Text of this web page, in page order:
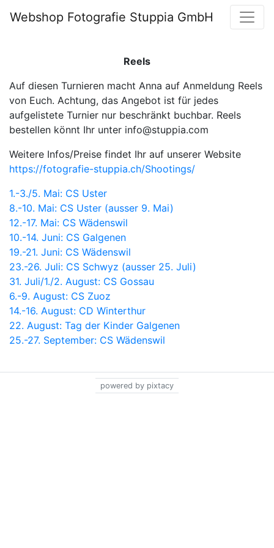
Webshop Fotografie Stuppia GmbH
Reels
Auf diesen Turnieren macht Anna auf Anmeldung Reels
von Euch. Achtung, das Angebot ist für jedes
aufgelistete Turnier nur beschränkt buchbar. Reels
bestellen könnt Ihr unter info@stuppia.com
Weitere Infos/Preise findet Ihr auf unserer Website
https://fotografie-stuppia.ch/Shootings/
1.-3./5. Mai: CS Uster
8.-10. Mai: CS Uster (ausser 9. Mai)
12.-17. Mai: CS Wädenswil
10.-14. Juni: CS Galgenen
19.-21. Juni: CS Wädenswil
23.-26. Juli: CS Schwyz (ausser 25. Juli)
31. Juli/1./2. August: CS Gossau
6.-9. August: CS Zuoz
14.-16. August: CD Winterthur
22. August: Tag der Kinder Galgenen
25.-27. September: CS Wädenswil
powered by pixtacy